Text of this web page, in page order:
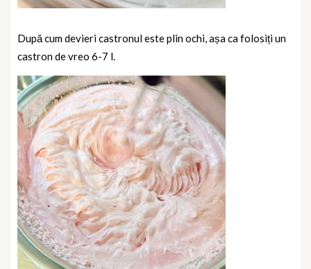
După cum devieri castronul este plin ochi, așa ca folosiți un
castron de vreo 6-7 l.